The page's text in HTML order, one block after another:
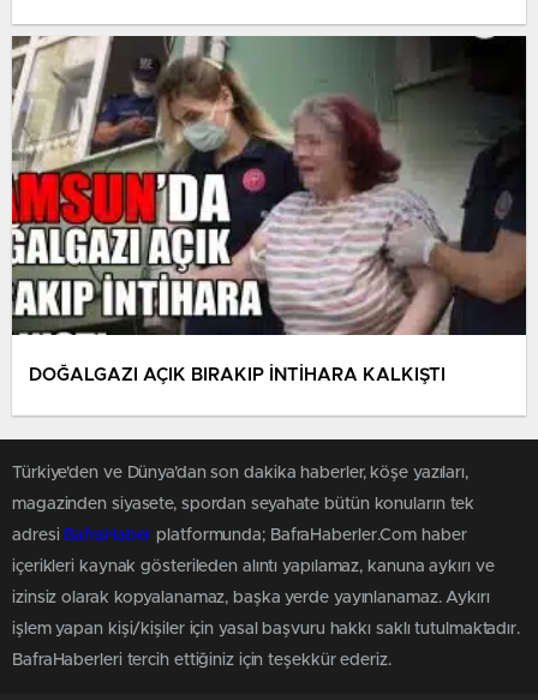
DOĞALGAZI AÇIK BIRAKIP İNTİHARA KALKIŞTI
Türkiye'den ve Dünya’dan son dakika haberler, köşe yazıları,
magazinden siyasete, spordan seyahate bütün konuların tek
adresi BafraHaber platformunda; BafraHaberler.Com haber
içerikleri kaynak gösterileden alıntı yapılamaz, kanuna aykırı ve
izinsiz olarak kopyalanamaz, başka yerde yayınlanamaz. Aykırı
işlem yapan kişi/kişiler için yasal başvuru hakkı saklı tutulmaktadır.
BafraHaberleri tercih ettiğiniz için teşekkür ederiz.